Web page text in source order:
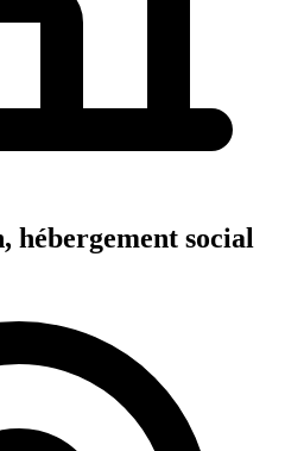
hébergement social